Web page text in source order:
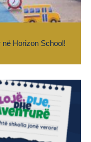
në Horizon School!